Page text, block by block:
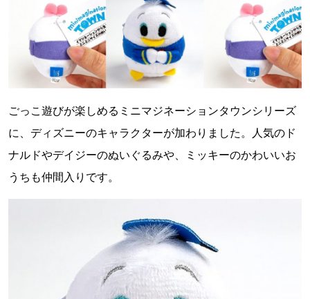
ごっこ遊びが楽しめるミニマジネーションタウンシリーズ
に、ディズニーのキャラクターが加わりました。人気のド
ナルドやデイジーのぬいぐるみや、ミッキーのかわいいお
うちも仲間入りです。